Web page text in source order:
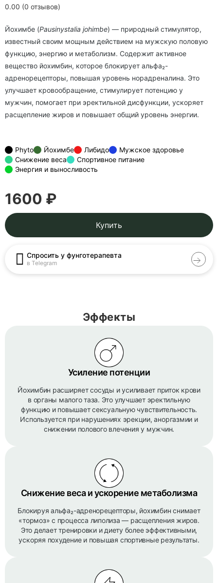
0.00 (0 отзывов)
Йохимбе (Pausinystalia johimbe) — природный стимулятор,
известный своим мощным действием на мужскую половую
функцию, энергию и метаболизм. Содержит активное
вещество йохимбин, которое блокирует альфа₂-
адренорецепторы, повышая уровень норадреналина. Это
улучшает кровообращение, стимулирует потенцию у
мужчин, помогает при эректильной дисфункции, ускоряет
расщепление жиров и повышает общий уровень энергии.
Phyto Йохимбе Либидо
Мужское здоровье
Снижение веса
Спортивное питание
Энергия и выносливость
1600 ₽
Купить
Спросить у фунготерапевта
в Telegram
Эффекты
Усиление потенции
Йохимбин расширяет сосуды и усиливает приток крови
в органы малого таза. Это улучшает эректильную
функцию и повышает сексуальную чувствительность.
Используется при нарушениях эрекции, аноргазмии и
снижении полового влечения у мужчин.
Снижение веса и ускорение метаболизма
Блокируя альфа₂-адренорецепторы, йохимбин снимает
«тормоз» с процесса липолиза — расщепления жиров.
Это делает тренировки и диету более эффективными,
ускоряя похудение и повышая спортивные результаты.